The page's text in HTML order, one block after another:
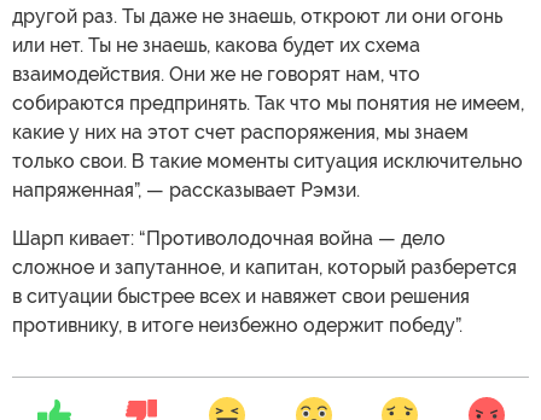
другой раз. Ты даже не знаешь, откроют ли они огонь
или нет. Ты не знаешь, какова будет их схема
взаимодействия. Они же не говорят нам, что
собираются предпринять. Так что мы понятия не имеем,
какие у них на этот счет распоряжения, мы знаем
только свои. В такие моменты ситуация исключительно
напряженная”, — рассказывает Рэмзи.
Шарп кивает: “Противолодочная война — дело
сложное и запутанное, и капитан, который разберется
в ситуации быстрее всех и навяжет свои решения
противнику, в итоге неизбежно одержит победу”.